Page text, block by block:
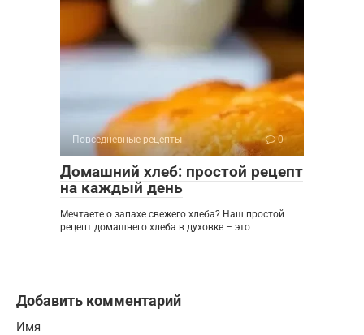
Повседневные рецепты 0
Домашний хлеб: простой рецепт
на каждый день
Мечтаете о запахе свежего хлеба? Наш простой
рецепт домашнего хлеба в духовке – это
Добавить комментарий
Имя